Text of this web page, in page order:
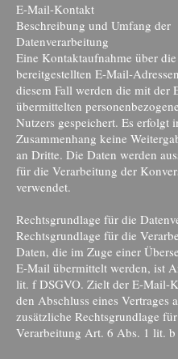
E-Mail-Kontakt
Beschreibung und Umfang der
Datenverarbeitung
Eine Kontaktaufnahme über die
bereitgestellten E-Mail-
diesem Fall werden die mit der
übermittelten
Nutzers gespeichert. Es erfolgt
Zusammenhang keine
an Dritte. Die Daten werden
für die Verarbeitung der
verwendet.
Rechtsgrundlage für die
Rechtsgrundlage für die
Daten, die im Zuge einer
E-Mail übermittelt werden, ist
lit. f DSGVO. Zielt der E-Mail-
den Abschluss eines Vertrages
zusätzliche Rechtsgrundlage
Verarbeitung Art. 6 Abs. 1 lit. b